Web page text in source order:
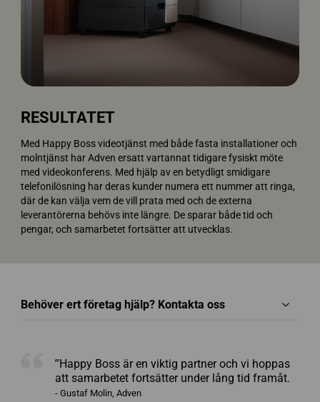
RESULTATET
Med Happy Boss videotjänst med både fasta installationer och
molntjänst har Adven ersatt vartannat tidigare fysiskt möte
med videokonferens. Med hjälp av en betydligt smidigare
telefonilösning har deras kunder numera ett nummer att ringa,
där de kan välja vem de vill prata med och de externa
leverantörerna behövs inte längre. De sparar både tid och
pengar, och samarbetet fortsätter att utvecklas.
Behöver ert företag hjälp? Kontakta oss
”Happy Boss är en viktig partner och vi hoppas
att samarbetet fortsätter under lång tid framåt.
- Gustaf Molin, Adven